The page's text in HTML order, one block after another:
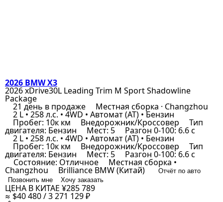
2026 BMW X3
2026 xDrive30L Leading Trim M Sport Shadowline
Package
21 день в продаже Местная сборка · Changzhou
2 L • 258 л.с. • 4WD • Автомат (AT) • Бензин
Пробег: 10к км Внедорожник/Кроссовер Тип
двигателя: Бензин Мест: 5 Разгон 0-100: 6.6 с
2 L • 258 л.с. • 4WD • Автомат (AT) • Бензин
Пробег: 10к км Внедорожник/Кроссовер Тип
двигателя: Бензин Мест: 5 Разгон 0-100: 6.6 с
Состояние: Отличное Местная сборка •
Changzhou Brilliance BMW (Китай)
Отчёт по авто
Позвонить мне
Хочу заказать
ЦЕНА В КИТАЕ ¥285 789
≈ $40 480 / 3 271 129 ₽